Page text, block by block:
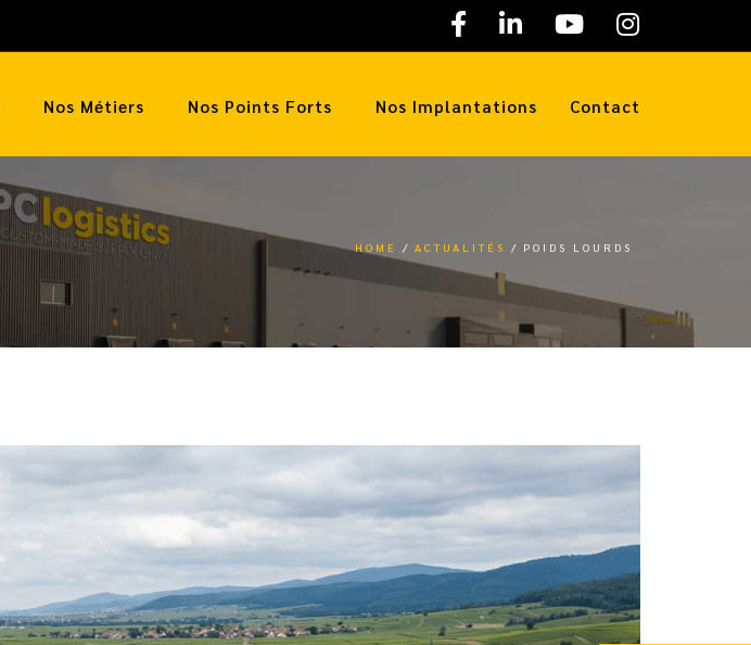
Nos Métiers Nos Points Forts Nos Implantations Contact
HOME ACTUALITÉS POIDS LOURDS